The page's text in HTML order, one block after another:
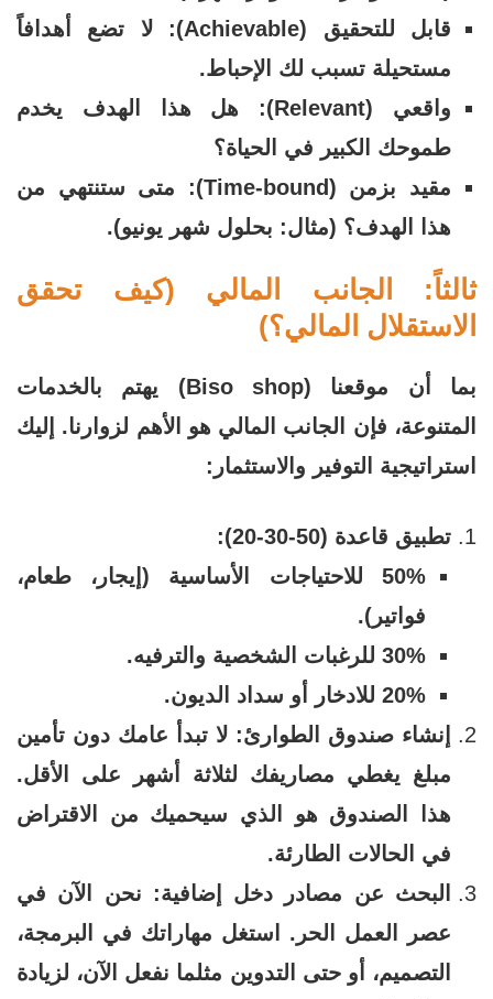
قابل للتحقيق (Achievable): لا تضع أهدافاً
مستحيلة تسبب لك الإحباط.
واقعي (Relevant): هل هذا الهدف يخدم
طموحك الكبير في الحياة؟
مقيد بزمن (Time-bound): متى ستنتهي من
هذا الهدف؟ (مثال: بحلول شهر يونيو).
ثالثاً: الجانب المالي (كيف تحقق
الاستقلال المالي؟)
بما أن موقعنا (Biso shop) يهتم بالخدمات
المتنوعة، فإن الجانب المالي هو الأهم لزوارنا. إليك
استراتيجية التوفير والاستثمار:
تطبيق قاعدة (50-30-20):
50% للاحتياجات الأساسية (إيجار، طعام،
فواتير).
30% للرغبات الشخصية والترفيه.
20% للادخار أو سداد الديون.
إنشاء صندوق الطوارئ: لا تبدأ عامك دون تأمين
مبلغ يغطي مصاريفك لثلاثة أشهر على الأقل.
هذا الصندوق هو الذي سيحميك من الاقتراض
في الحالات الطارئة.
البحث عن مصادر دخل إضافية: نحن الآن في
عصر العمل الحر. استغل مهاراتك في البرمجة،
التصميم، أو حتى التدوين مثلما نفعل الآن، لزيادة